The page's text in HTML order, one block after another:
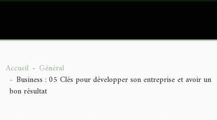
Accueil
Général
Business : 05 Clés pour développer son entreprise et avoir un
bon résultat